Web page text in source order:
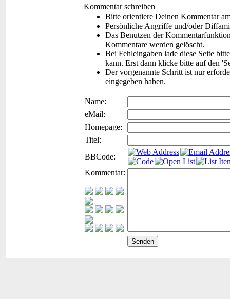
Kommentar schreiben
Bitte orientiere Deinen Kommentar
Persönliche Angriffe und/oder
Das Benutzen der
Kommentare werden gelöscht.
Bei Fehleingaben lade diese Seite
kann. Erst dann klicke bitte auf den
Der vorgenannte Schritt ist nur
eingegeben haben.
Name:
eMail:
Homepage:
Titel:
BBCode:
Kommentar: